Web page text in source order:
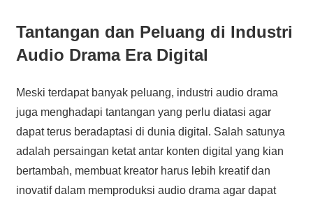
Tantangan dan Peluang di Industri
Audio Drama Era Digital
Meski terdapat banyak peluang, industri audio drama
juga menghadapi tantangan yang perlu diatasi agar
dapat terus beradaptasi di dunia digital. Salah satunya
adalah persaingan ketat antar konten digital yang kian
bertambah, membuat kreator harus lebih kreatif dan
inovatif dalam memproduksi audio drama agar dapat